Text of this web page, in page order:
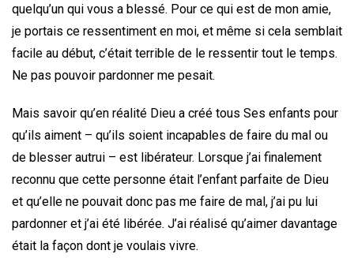
quelqu’un qui vous a blessé. Pour ce qui est de mon amie,
je portais ce ressentiment en moi, et même si cela semblait
facile au début, c’était terrible de le ressentir tout le temps.
Ne pas pouvoir pardonner me pesait.
Mais savoir qu’en réalité Dieu a créé tous Ses enfants pour
qu’ils aiment – qu’ils soient incapables de faire du mal ou
de blesser autrui – est libérateur. Lorsque j’ai finalement
reconnu que cette personne était l’enfant parfaite de Dieu
et qu’elle ne pouvait donc pas me faire de mal, j’ai pu lui
pardonner et j’ai été libérée. J’ai réalisé qu’aimer davantage
était la façon dont je voulais vivre.